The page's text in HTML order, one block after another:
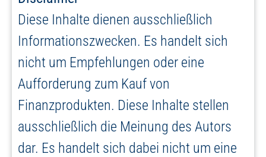
Diese Inhalte dienen ausschließlich
Informationszwecken. Es handelt sich
nicht um Empfehlungen oder eine
Aufforderung zum Kauf von
Finanzprodukten. Diese Inhalte stellen
ausschließlich die Meinung des Autors
dar. Es handelt sich dabei nicht um eine